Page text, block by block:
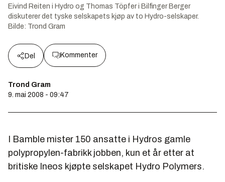
Eivind Reiten i Hydro og Thomas Töpfer i Bilfinger Berger
diskuterer det tyske selskapets kjøp av to Hydro-selskaper.
Bilde: Trond Gram
Del Kommenter
Trond Gram
9. mai 2008 - 09:47
I Bamble mister 150 ansatte i Hydros gamle
polypropylen-fabrikk jobben, kun et år etter at
britiske Ineos kjøpte selskapet Hydro Polymers.